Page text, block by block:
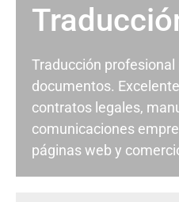
Traducción
documentos.
contratos legales,
comunicaciones
páginas web y